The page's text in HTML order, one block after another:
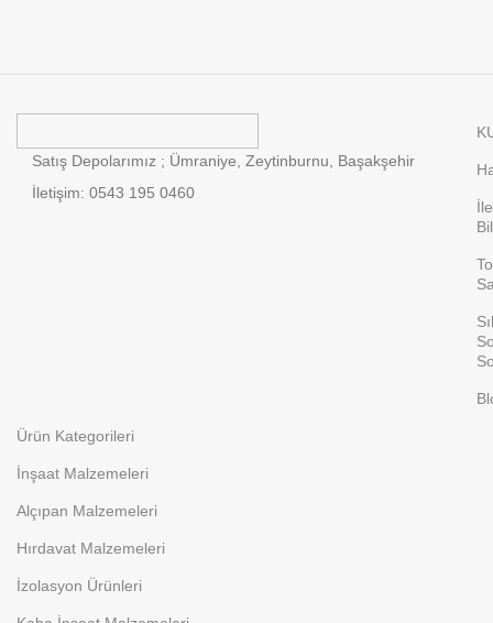
Satış Depolarımız ; Ümraniye, Zeytinburnu, Başakşehir
İletişim: 0543 195 0460
Ürün Kategorileri
İnşaat Malzemeleri
Alçıpan Malzemeleri
Hırdavat Malzemeleri
İzolasyon Ürünleri